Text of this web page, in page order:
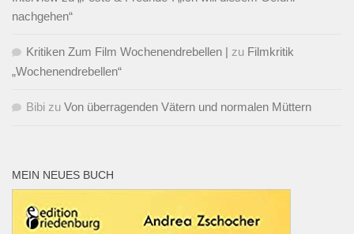
nachgehen“
Kritiken Zum Film Wochenendrebellen | zu Filmkritik
„Wochenendrebellen“
Bibi zu Von überragenden Vätern und normalen Müttern
MEIN NEUES BUCH